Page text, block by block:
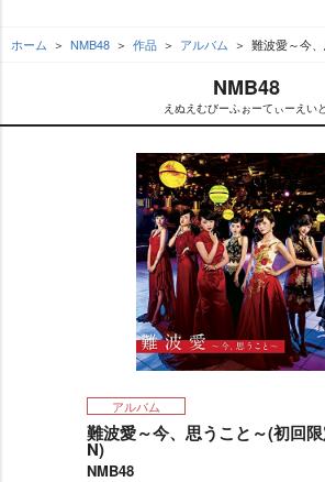
ホーム NMB48 作品 アルバム 難波愛～今
NMB48
えぬえむびーふぉーてぃーえいと
アルバム
難波愛～今、思うこと～(初回
N)
NMB48